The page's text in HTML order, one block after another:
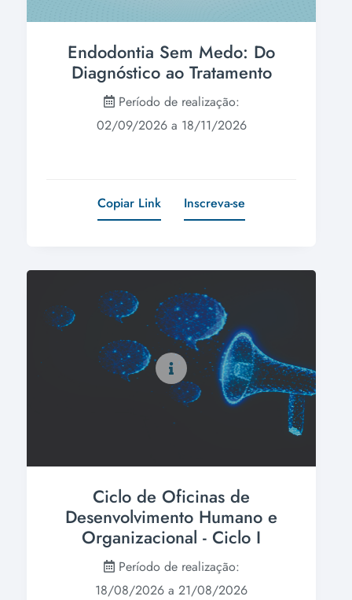
Endodontia Sem Medo: Do
Diagnóstico ao Tratamento
Período de realização:
02/09/2026 a 18/11/2026
Copiar Link Inscreva-se
Ciclo de Oficinas de
Desenvolvimento Humano e
Organizacional - Ciclo I
Período de realização:
18/08/2026 a 21/08/2026